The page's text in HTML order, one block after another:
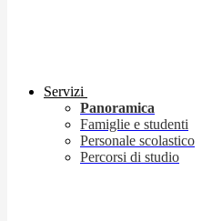
Servizi
Panoramica
Famiglie e studenti
Personale scolastico
Percorsi di studio